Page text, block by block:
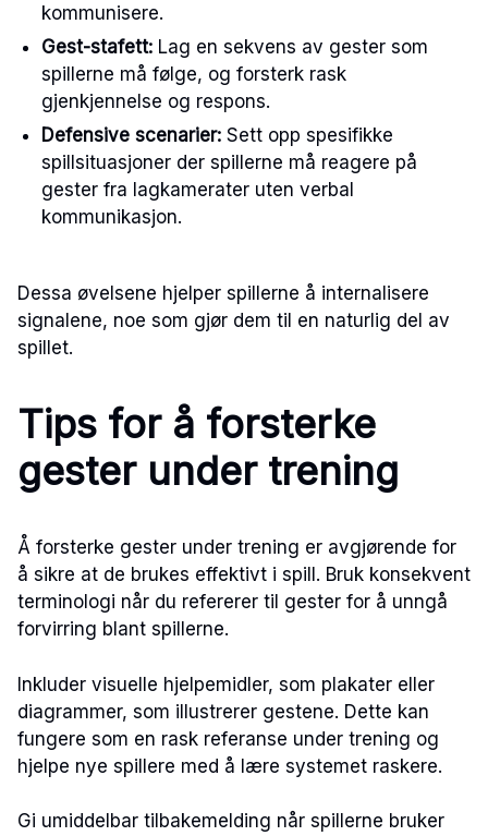
kommunisere.
Gest-stafett: Lag en sekvens av gester som
spillerne må følge, og forsterk rask
gjenkjennelse og respons.
Defensive scenarier: Sett opp spesifikke
spillsituasjoner der spillerne må reagere på
gester fra lagkamerater uten verbal
kommunikasjon.
Dessa øvelsene hjelper spillerne å internalisere
signalene, noe som gjør dem til en naturlig del av
spillet.
Tips for å forsterke
gester under trening
Å forsterke gester under trening er avgjørende for
å sikre at de brukes effektivt i spill. Bruk konsekvent
terminologi når du refererer til gester for å unngå
forvirring blant spillerne.
Inkluder visuelle hjelpemidler, som plakater eller
diagrammer, som illustrerer gestene. Dette kan
fungere som en rask referanse under trening og
hjelpe nye spillere med å lære systemet raskere.
Gi umiddelbar tilbakemelding når spillerne bruker